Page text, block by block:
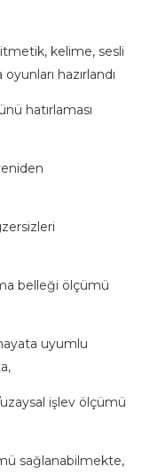
kelime, sesli
hazırlandı
hatırlaması
belleği ölçümü
uyumlu
işlev ölçümü
sağlanabilmekte,